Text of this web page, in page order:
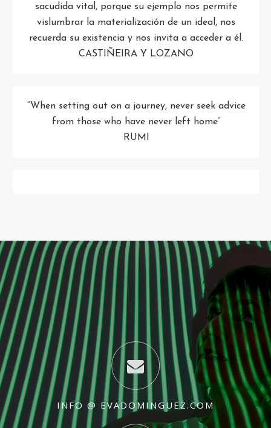
sacudida vital, porque su ejemplo nos permite
vislumbrar la materialización de un ideal, nos
recuerda su existencia y nos invita a acceder a él.
CASTIÑEIRA Y LOZANO
“When setting out on a journey, never seek advice
from those who have never left home”
RUMI
INFO @ EVADOMINGUEZ.COM